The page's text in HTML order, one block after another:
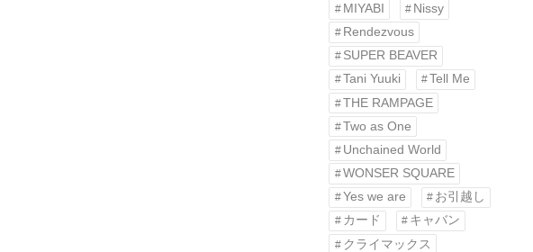
MIYABI
Nissy
Rendezvous
SUPER BEAVER
Tani Yuuki
Tell Me
THE RAMPAGE
Two as One
Unchained World
WONSER SQUARE
Yes we are
お引越し
カード
キャバン
クライマックス